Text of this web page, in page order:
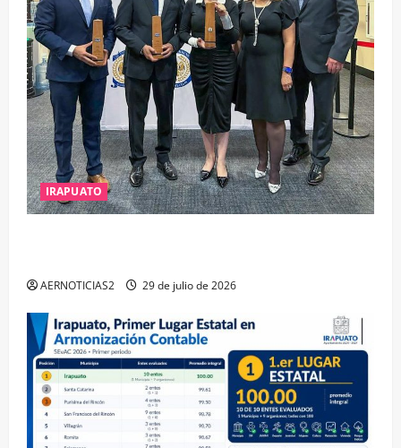
IRAPUATO
AERNOTICIAS2 29 de julio de 2026